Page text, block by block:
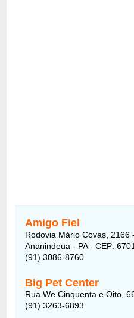
Amigo Fiel
Rodovia Mário Covas, 2166
Ananindeua - PA - CEP:
(91) 3086-8760
Big Pet Center
Rua We Cinquenta e Oito,
(91) 3263-6893